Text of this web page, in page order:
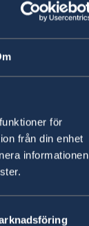
för
från din enhet
informationen